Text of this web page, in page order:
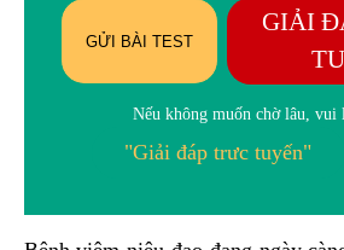
GỬI BÀI TEST
GIẢI
Nếu không muốn chờ lâu, vui
"Giải đáp trưc tuyến"